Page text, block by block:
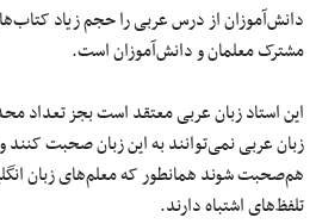
دانش‌آموزان از درس عربی را حجم زیاد
مشترک معلمان و دانش‌آموزان است.
این استاد زبان عربی معتقد است بجز تعداد
زبان عربی نمی‌توانند به این زبان صحبت کنند
هم‌صحبت شوند همانطور که معلم‌های زبان
تلفظ‌های اشتباه دارند.